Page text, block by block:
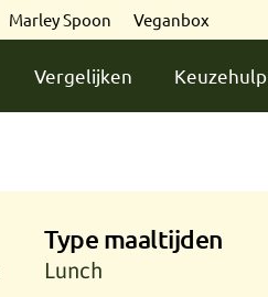
Marley Spoon Veganbox
Vergelijken Keuzehulp
Type maaltijden
Lunch